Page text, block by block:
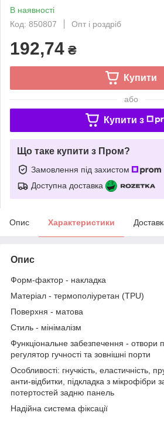
В наявності
Код: 850807
Опт і роздріб
192,74 ₴
Купити
або
Купити з
Що таке купити з Пром?
Замовлення під захистом
Доступна доставка
Опис Характеристики
Опис
Форм-фактор - накладка
Матеріал - термополіуретан (TPU)
Поверхня - матова
Стиль - мінімалізм
Функціональне забезпечення - отвори
регулятор гучності та зовнішні порти
Особливості: гнучкість, еластичність,
анти-відбитки, підкладка з мікрофібри
потертостей задню панель
Надійна система фіксації